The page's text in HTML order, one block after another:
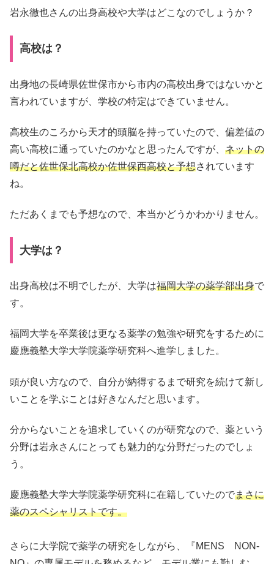
岩永徹也さんの出身高校や大学はどこなのでしょうか？
高校は？
出身地の長崎県佐世保市から市内の高校出身ではないかと
言われていますが、学校の特定はできていません。
高校生のころから天才的頭脳を持っていたので、偏差値の
高い高校に通っていたのかなと思ったんですが、 ネットの
噂だと佐世保北高校か佐世保西高校と予想されています
ね。
ただあくまでも予想なので、本当かどうかわかりません。
大学は？
出身高校は不明でしたが、大学は福岡大学の薬学部出身で
す。
福岡大学を卒業後は更なる薬学の勉強や研究をするために
慶應義塾大学大学院薬学研究科へ進学しました。
頭が良い方なので、自分が納得するまで研究を続けて新し
いことを学ぶことは好きなんだと思います。
分からないことを追求していくのが研究なので、薬という
分野は岩永さんにとっても魅力的な分野だったのでしょ
う。
慶應義塾大学大学院薬学研究科に在籍していたのでまさに
薬のスペシャリストです。
さらに大学院で薬学の研究をしながら、『MENS NON-